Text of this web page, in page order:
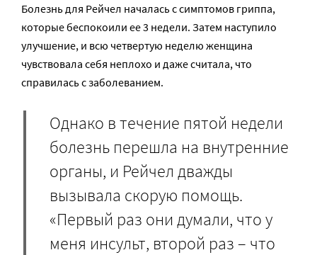
Болезнь для Рейчел началась с симптомов гриппа,
которые беспокоили ее 3 недели. Затем наступило
улучшение, и всю четвертую неделю женщина
чувствовала себя неплохо и даже считала, что
справилась с заболеванием.
Однако в течение пятой недели
болезнь перешла на внутренние
органы, и Рейчел дважды
вызывала скорую помощь.
«Первый раз они думали, что у
меня инсульт, второй раз – что